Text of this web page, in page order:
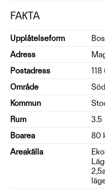
FAKTA
Upplåtelseform
Adress
Postadress
Område
Kommun
Rum
3.5
Boarea
80
Areakälla